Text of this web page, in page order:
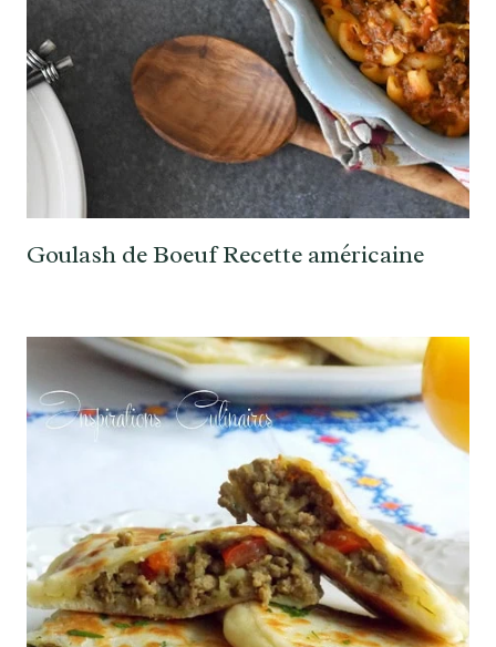
Goulash de Boeuf Recette américaine